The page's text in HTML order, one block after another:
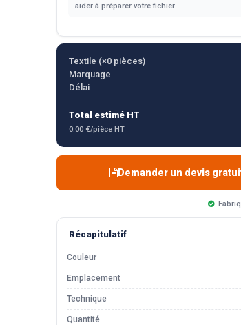
aider à préparer votre fichier.
Textile (×0pièces)
Marquage
Délai
Total estimé HT
0.00 €/pièce HT
Demander un devis
Récapitulatif
Couleur
Emplacement
Technique
Quantité